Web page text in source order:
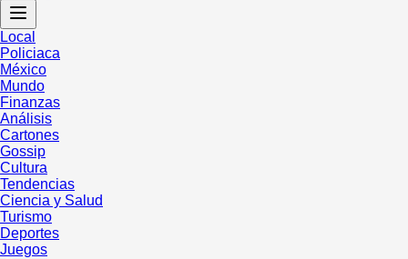
Local
Policiaca
México
Mundo
Finanzas
Análisis
Cartones
Gossip
Cultura
Tendencias
Ciencia y Salud
Turismo
Deportes
Juegos